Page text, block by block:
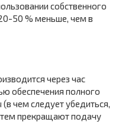
собственного
50 % меньше, чем в
через час
обеспечения полного
чем следует убедиться,
прекращают подачу